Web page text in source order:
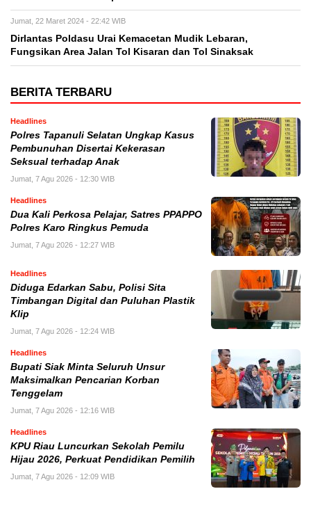
Jumat, 22 Maret 2024 - 22:42 WIB
Dirlantas Poldasu Urai Kemacetan Mudik Lebaran,
Fungsikan Area Jalan Tol Kisaran dan Tol Sinaksak
BERITA TERBARU
Headlines
Polres Tapanuli Selatan Ungkap Kasus
Pembunuhan Disertai Kekerasan
Seksual terhadap Anak
Jumat, 7 Agu 2026 - 12:30 WIB
Headlines
Dua Kali Perkosa Pelajar, Satres PPAPPO
Polres Karo Ringkus Pemuda
Jumat, 7 Agu 2026 - 12:27 WIB
Headlines
Diduga Edarkan Sabu, Polisi Sita
Timbangan Digital dan Puluhan Plastik
Klip
Jumat, 7 Agu 2026 - 12:24 WIB
Headlines
Bupati Siak Minta Seluruh Unsur
Maksimalkan Pencarian Korban
Tenggelam
Jumat, 7 Agu 2026 - 12:16 WIB
Headlines
KPU Riau Luncurkan Sekolah Pemilu
Hijau 2026, Perkuat Pendidikan Pemilih
Jumat, 7 Agu 2026 - 12:09 WIB